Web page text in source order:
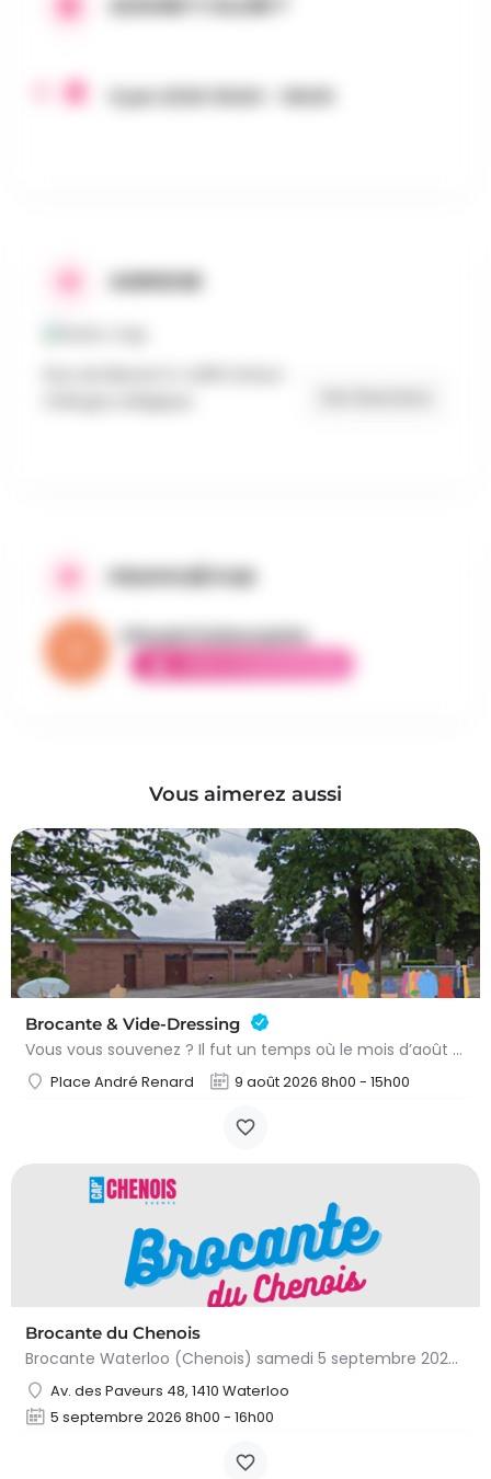
ADRESSE
PROPOSÉ PAR
Vincent la brocante
Vous aimerez aussi
Brocante & Vide-Dressing
Vous vous souvenez ? Il fut un temps où le mois d’août au Viamont rimait avec festivités, convivialité et…
Place André Renard 9 août 2026 8h00 - 15h00
Brocante du Chenois
Brocante Waterloo (Chenois) samedi 5 septembre 2026 (8 à 16h) L’asbl Cap’Chenois vous propose de vendre et…
Av. des Paveurs 48, 1410 Waterloo
5 septembre 2026 8h00 - 16h00